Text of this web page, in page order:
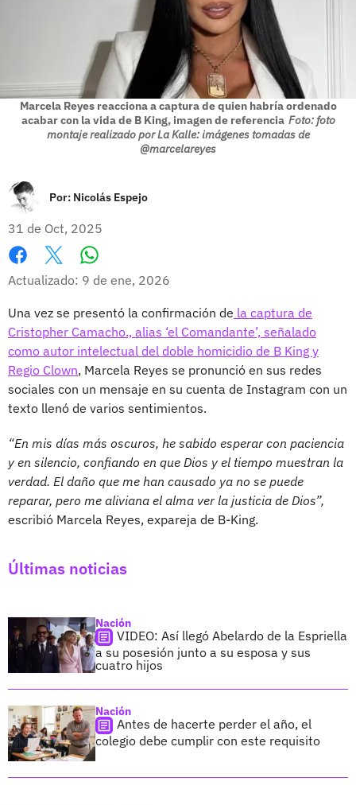
Marcela Reyes reacciona a captura de quien habría ordenado
acabar con la vida de B King, imagen de referencia Foto: foto
montaje realizado por La Kalle: imágenes tomadas de
@marcelareyes
Por: Nicolás Espejo
31 de Oct, 2025
Facebook
X
Actualizado: 9 de ene, 2026
Una vez se presentó la confirmación de la captura de
Cristopher Camacho., alias ‘el Comandante’, señalado
como autor intelectual del doble homicidio de B King y
Regio Clown, Marcela Reyes se pronunció en sus redes
sociales con un mensaje en su cuenta de Instagram con un
texto llenó de varios sentimientos.
“En mis días más oscuros, he sabido esperar con paciencia
y en silencio, confiando en que Dios y el tiempo muestran la
verdad. El daño que me han causado ya no se puede
reparar, pero me aliviana el alma ver la justicia de Dios”,
escribió Marcela Reyes, expareja de B-King.
Últimas noticias
Nación
VIDEO: Así llegó Abelardo de la Espriella
a su posesión junto a su esposa y sus
cuatro hijos
Nación
Antes de hacerte perder el año, el
colegio debe cumplir con este requisito